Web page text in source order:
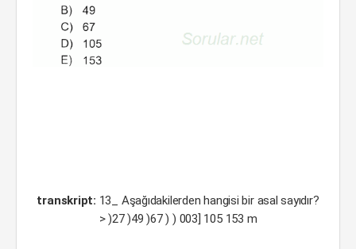
transkript: 13_ Aşağıdakilerden hangisi bir asal sayıdır?
> )27 )49 )67 ) ) 003] 105 153 m